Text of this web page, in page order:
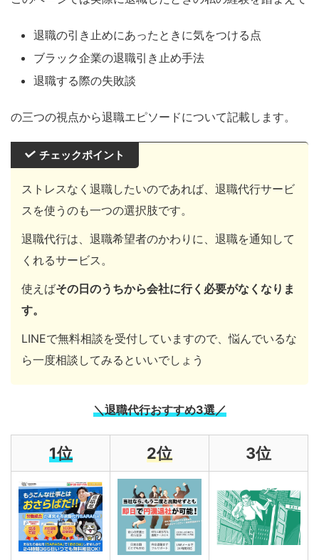
退職の引き止めにあったときに気をつける点
ブラック企業の退職引き止め手法
退職する際の失敗談
の三つの視点から退職エピソードについて記載します。
チェックポイント
ストレスなく退職したいのであれば、退職代行サービ
スを使うのも一つの選択肢です。
退職代行は、退職希望者のかわりに、退職を通知して
くれるサービス。
使えばその日のうちから会社に行く必要がなくなりま
す。
LINEで無料相談を受付していますので、悩んでいるな
ら一度相談してみるといいでしょう
＼退職代行おすすめ3選／
1位 2位 3位